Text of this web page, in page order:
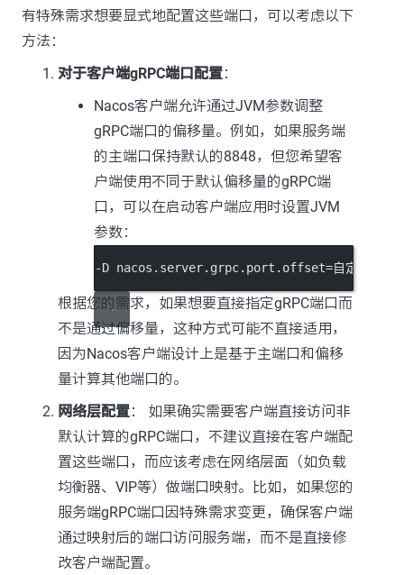
有特殊需求想要显式地配置这些端口，可以考虑以下
方法：
对于客户端gRPC端口配置：
Nacos客户端允许通过JVM参数调整
gRPC端口的偏移量。例如，如果服务端
的主端口保持默认的8848，但您希望客
户端使用不同于默认偏移量的gRPC端
口，可以在启动客户端应用时设置JVM
参数：
-D nacos.server.grpc.port.offset=自定义偏移
根据您的需求，如果想要直接指定gRPC端口而
不是通过偏移量，这种方式可能不直接适用，
因为Nacos客户端设计上是基于主端口和偏移
量计算其他端口的。
网络层配置： 如果确实需要客户端直接访问非
默认计算的gRPC端口，不建议直接在客户端配
置这些端口，而应该考虑在网络层面（如负载
均衡器、VIP等）做端口映射。比如，如果您的
服务端gRPC端口因特殊需求变更，确保客户端
通过映射后的端口访问服务端，而不是直接修
改客户端配置。